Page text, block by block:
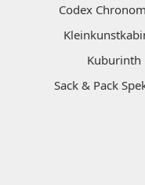
Codex
Kuburinth
Sack & Pack